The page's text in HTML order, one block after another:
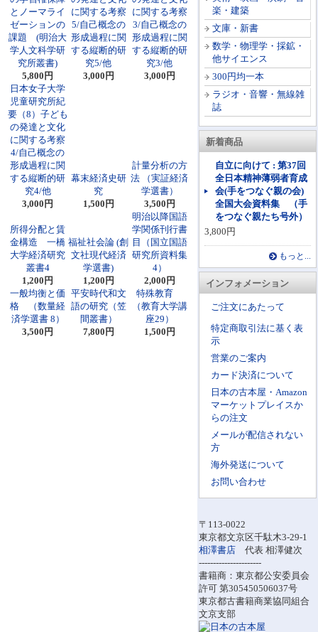
楽・建築
文庫・新書
数学・物理学・採鉱・
他サイエンス
300円均一本
ラジオ・音響・無線雑
誌
新着商品
自立に向けて : 第37回
全日本精神薄弱者育成
会(手をつなぐ親の会)
全国大会資料集 （手
をつなぐ親たち号外）
3,800円
もっと...
インフォメーション
ご注文にあたって
特定商取引法に基く表
示
営業のご案内
カード決済について
日本の古本屋・Amazon
マーケットプレイスか
らの注文
メールが配信されない
方
海外発送について
お問い合わせ
〒113-0022
東京都文京区千駄木3-29-1
相澤書店 代表 相澤健次
----------------------
書籍商：東京都公安委員会
許可 第305450506037号
東京都古書籍商業協同組合
文京支部
とノーマライ
ゼーションの
課題 (明治大
学人文科学研
究所叢書)
5,800円
に関する考察
5/自己概念の
形成過程に関
する縦断的研
究5/他
3,000円
に関する考察
3/自己概念の
形成過程に関
する縦断的研
究3/他
3,000円
日本女子大学
児童研究所紀
要（8）子ども
の発達と文化
に関する考察
4/自己概念の
形成過程に関
する縦断的研
究4/他
3,000円
幕末経済史研
究
1,500円
計量分析の方
法 （実証経済
学選書）
3,500円
所得分配と賃
金構造 一橋
大学経済研究
叢書4
1,200円
福祉社会論 (創
文社現代経済
学選書)
1,200円
明治以降国語
学関係刊行書
目（国立国語
研究所資料集
4）
2,000円
一般均衡と価
格 （数量経
済学選書 8）
3,500円
平安時代和文
語の研究（笠
間叢書）
7,800円
特殊教育
（教育大学講
座29）
1,500円